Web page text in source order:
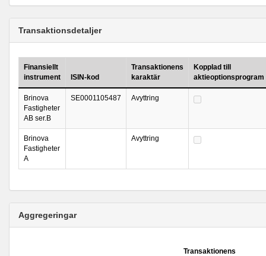
Transaktionsdetaljer
Finansiellt
instrument
ISIN-kod
Transaktionens
karaktär
Kopplad till
aktieoptionsprogram
Brinova
Fastigheter
AB ser.B
SE0001105487 Avyttring
Brinova
Fastigheter
A
Avyttring
Aggregeringar
Transaktionens